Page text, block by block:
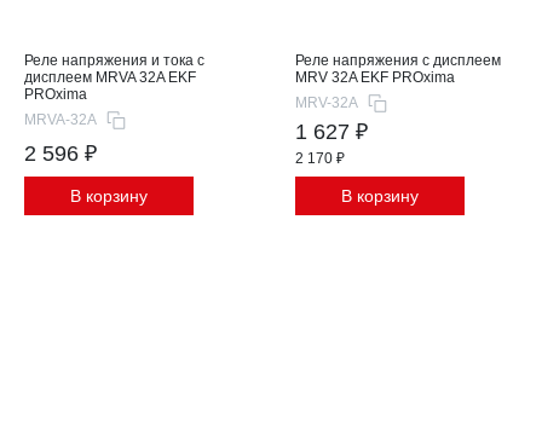
Реле напряжения и тока с
дисплеем MRVA 32A EKF
PROxima
MRVA-32A
2 596 ₽
В корзину
Реле напряжения с дисплеем
MRV 32A EKF PROxima
MRV-32A
1 627 ₽
2 170 ₽
В корзину